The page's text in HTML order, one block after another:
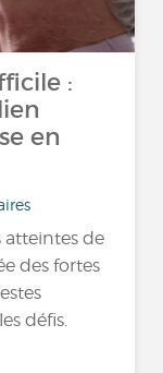
:
en
atteintes de
des fortes
défis.